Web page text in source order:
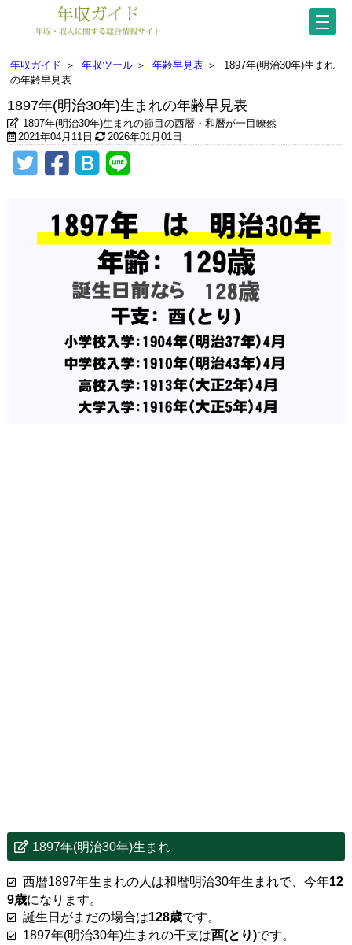
年収ガイド ＞ 年収ツール ＞ 年齢早見表 ＞
1897年(明治30年)生まれ
の年齢早見表
1897年(明治30年)生まれの年齢早見表
1897年(明治30年)生まれの節目の西暦・和暦が一目瞭然
2021年04月11日
2026年01月01日
1897年(明治30年)生まれ
西暦1897年生まれの人は和暦明治30年生まれで、今年12
9歳になります。
誕生日がまだの場合は128歳です。
1897年(明治30年)生まれの干支は酉(とり)です。